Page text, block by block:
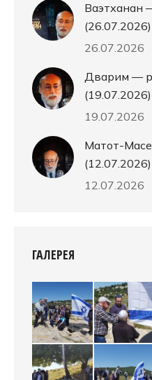
Ваэтханан
(26.07.2026)
26.07.2026
Дварим —
(19.07.2026)
19.07.2026
Матот-
(12.07.2026)
12.07.2026
ГАЛЕРЕЯ